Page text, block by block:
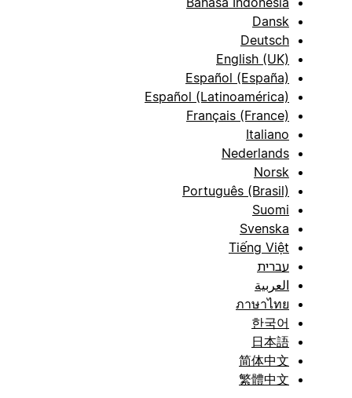
Dansk
Deutsch
English (UK)
Español (España)
Español (Latinoamérica)
Français (France)
Italiano
Nederlands
Norsk
Português (Brasil)
Suomi
Svenska
Tiếng Việt
עברית
العربية
ภาษาไทย
한국어
日本語
简体中文
繁體中文